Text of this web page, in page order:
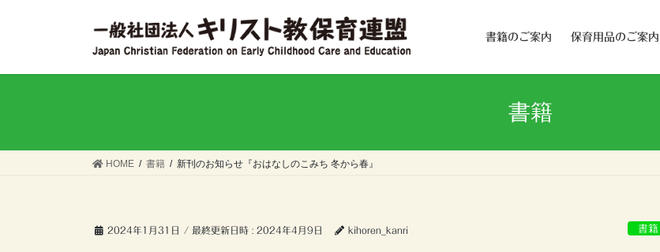
書籍のご案内 保育用品のご案内
書籍
HOME 書籍 新刊のお知らせ『おはなしのこみち 冬から春』
2024年1月31日 / 最終更新日時 : 2024年4月9日 kihoren_kanri 書籍